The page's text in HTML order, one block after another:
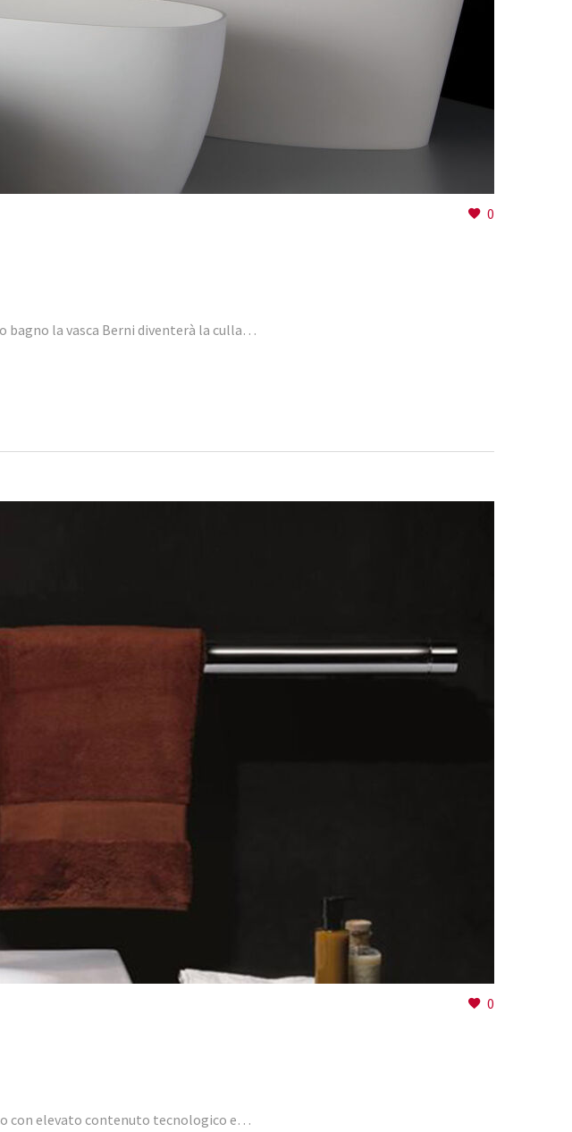
0
la vasca Berni diventerà la culla…
0
con elevato contenuto tecnologico e…